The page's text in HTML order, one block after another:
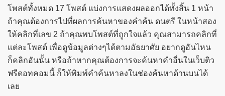
โพสต์ทั้งหมด 17 โพสต์ แบ่งการแสดงผลออกได้ทั้งสิ้น 1 หน้า
ถ้าคุณต้องการไปที่ผลการค้นหาของคำค้น ดนตรี ในหน้าสอง
ให้คลิกที่เลข 2 ถ้าคุณพบโพสต์ที่ถูกใจแล้ว คุณสามารถคลิกที่
แต่ละโพสต์ เพื่อดูข้อมูลต่างๆได้ตามอัธยาศัย อยากดูอันไหน
ก็คลิกอันนั้น หรือถ้าหากคุณต้องการจะค้นหาคำอื่นในเว็บติว
ฟรีดอทคอมนี้ ก็ให้พิมพ์คำค้นหาลงในช่องค้นหาด้านบนได้
เลย